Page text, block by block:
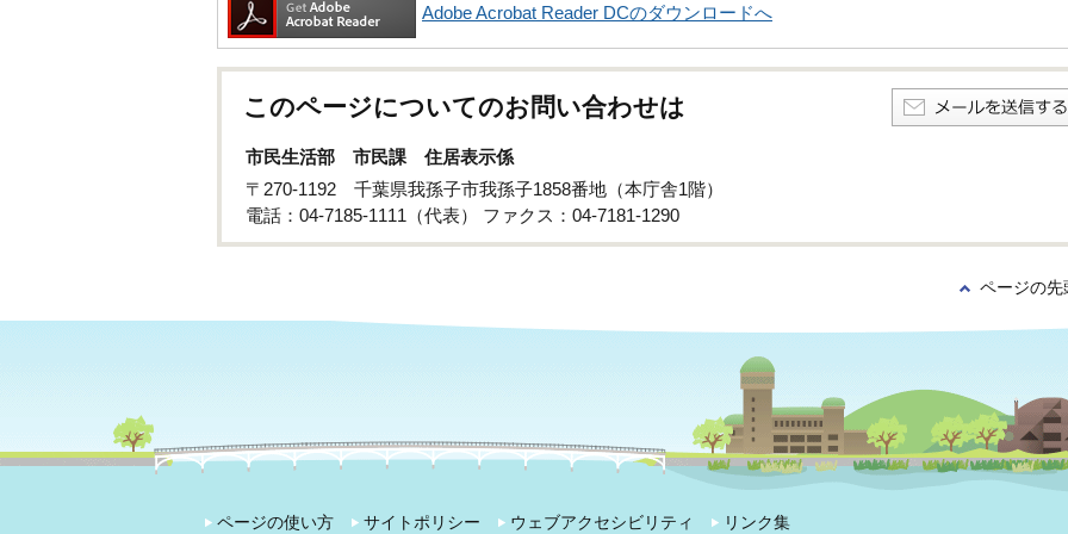
Adobe Acrobat Reader DCのダウンロードへ
このページについてのお問い合わせは
市民生活部 市民課 住居表示係
〒270-1192 千葉県我孫子市我孫子1858番地（本庁舎1階）
電話：04-7185-1111（代表） ファクス：04-7181-1290
ページの先
ページの使い方 サイトポリシー ウェブアクセシビリティ リンク集